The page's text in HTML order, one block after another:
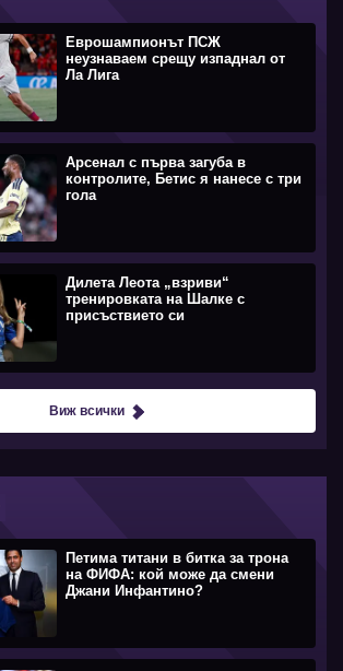
Еврошампионът ПСЖ
неузнаваем срещу изпаднал от
Ла Лига
Арсенал с първа загуба в
контролите, Бетис я нанесе с три
гола
Дилета Леота „взриви“
тренировката на Шалке с
присъствието си
Виж всички
Петима титани в битка за трона
на ФИФА: кой може да смени
Джани Инфантино?